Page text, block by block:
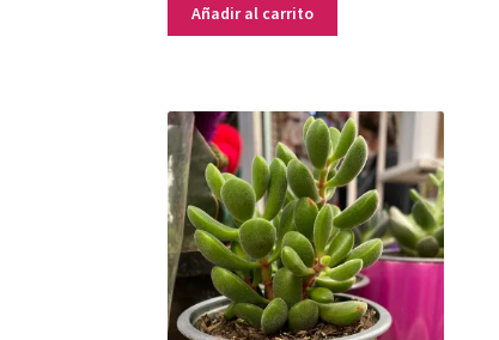
Añadir al carrito